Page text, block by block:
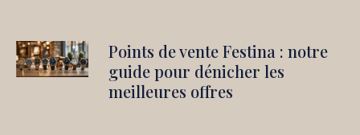
Points de vente Festina : notre
guide pour dénicher les
meilleures offres